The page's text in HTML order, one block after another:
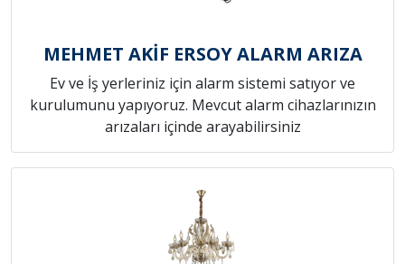
MEHMET AKİF ERSOY ALARM ARIZA
Ev ve İş yerleriniz için alarm sistemi satıyor ve
kurulumunu yapıyoruz. Mevcut alarm cihazlarınızın
arızaları içinde arayabilirsiniz